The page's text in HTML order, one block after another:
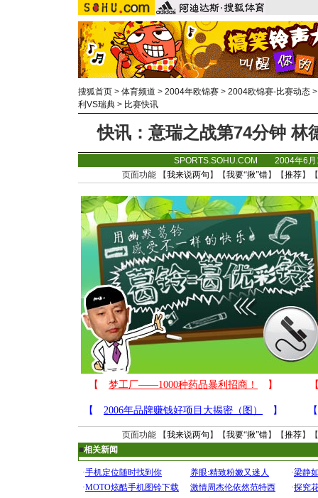
搜狐首页 > 体育频道 > 2004年欧锦赛 > 2004欧锦赛-比赛动态
利VS瑞典 > 比赛快讯
快讯：意瑞之战第74分钟 林
SPORTS.SOHU.COM 2004年6
页面功能 【我来说两句 】【我要“揪”错】【推荐】
页面功能 【我来说两句 】【我要“揪”错】【推荐】
■相关新闻